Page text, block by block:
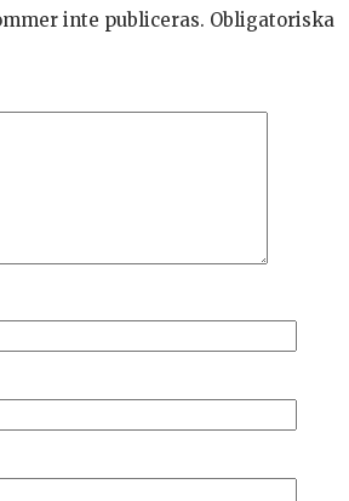
inte publiceras. Obligatoriska